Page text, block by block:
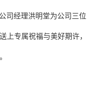
司经理洪明堂为公司三位
上专属祝福与美好期许，